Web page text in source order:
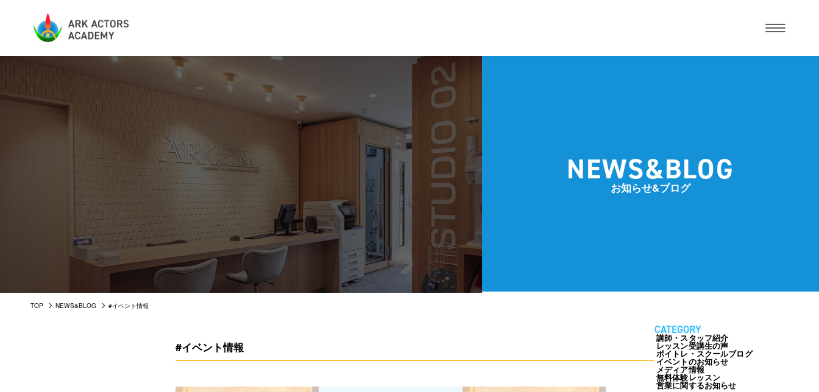
アクセス
会社概要
NEWS&BLOG
お知らせ&ブログ
TOP NEWS&BLOG #イベント情報
#イベント情報
CATEGORY
講師・スタッフ紹介
レッスン受講生の声
ボイトレ・スクールブログ
イベントのお知らせ
メディア情報
無料体験レッスン
営業に関するお知らせ